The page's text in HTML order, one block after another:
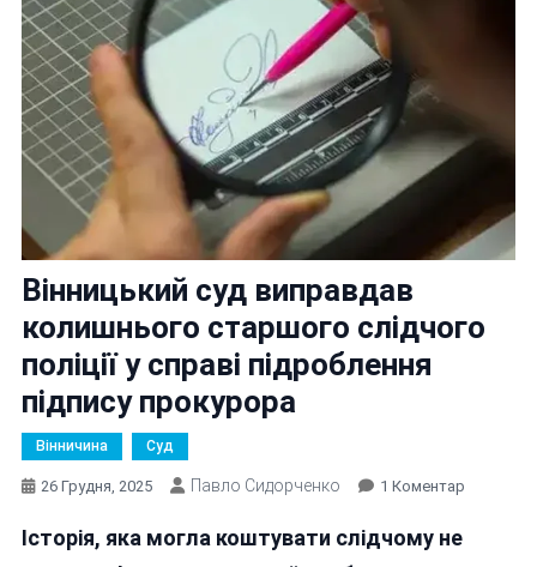
Вінницький суд виправдав
колишнього старшого слідчого
поліції у справі підроблення
підпису прокурора
Вінничина Суд
26 Грудня, 2025 Павло Сидорченко 1 КоментарДо
Історія, яка могла коштувати слідчому не